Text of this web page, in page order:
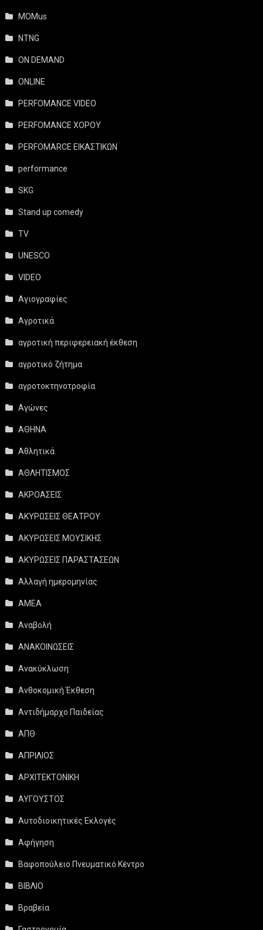
MOMus
NTNG
ON DEMAND
ONLINE
PERFOMANCE VIDEO
PERFOMANCE ΧΟΡΟΥ
PERFOMARCE ΕΙΚΑΣΤΙΚΩΝ
performance
SKG
Stand up comedy
TV
UNESCO
VIDEO
Αγιογραφίες
Αγροτικά
αγροτική περιφερειακή έκθεση
αγροτικό ζήτημα
αγροτοκτηνοτροφία
Αγώνες
ΑΘΗΝΑ
Αθλητικά
ΑΘΛΗΤΙΣΜΟΣ
ΑΚΡΟΑΣΕΙΣ
ΑΚΥΡΩΣΕΙΣ ΘΕΑΤΡΟΥ
ΑΚΥΡΩΣΕΙΣ ΜΟΥΣΙΚΗΣ
ΑΚΥΡΩΣΕΙΣ ΠΑΡΑΣΤΑΣΕΩΝ
Αλλαγή ημερομηνίας
ΑΜΕΑ
Αναβολή
ΑΝΑΚΟΙΝΩΣΕΙΣ
Ανακύκλωση
Ανθοκομική Έκθεση
Αντιδήμαρχο Παιδείας
ΑΠΘ
ΑΠΡΙΛΙΟΣ
ΑΡΧΙΤΕΚΤΟΝΙΚΗ
ΑΥΓΟΥΣΤΟΣ
Αυτοδιοικητικές Εκλογές
Αφήγηση
Βαφοπούλειο Πνευματικό Κέντρο
ΒΙΒΛΙΟ
Βραβεία